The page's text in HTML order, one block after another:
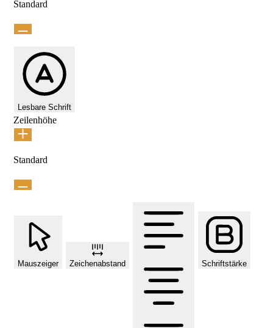
Standard
Lesbare Schrift
Zeilenhöhe
Standard
Mauszeiger Zeichenabstand Schriftstärke